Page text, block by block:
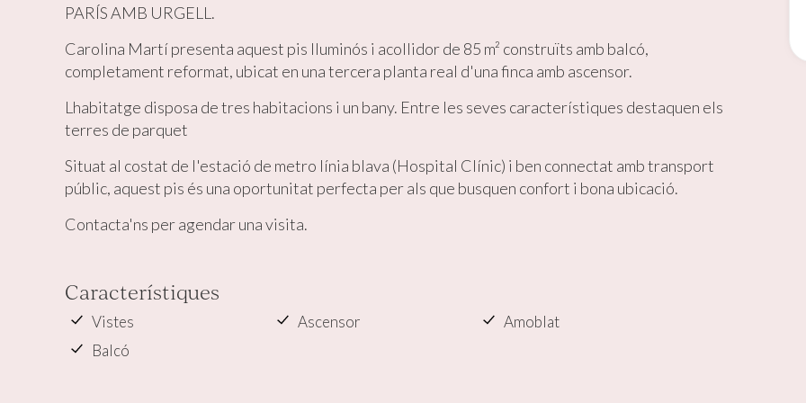
PARÍS AMB URGELL.
Carolina Martí presenta aquest pis lluminós i acollidor de 85 m² construïts amb balcó,
completament reformat, ubicat en una tercera planta real d'una finca amb ascensor.
Lhabitatge disposa de tres habitacions i un bany. Entre les seves característiques destaquen els
terres de parquet
Situat al costat de l'estació de metro línia blava (Hospital Clínic) i ben connectat amb transport
públic, aquest pis és una oportunitat perfecta per als que busquen confort i bona ubicació.
Contacta'ns per agendar una visita.
Característiques
Vistes Ascensor
Amoblat
Balcó
preferències i les eleccions personals de l'usuari a través de l'observació
dels seus hàbits de navegació. Gràcies a elles, podem conèixer els hàbits de
navegació al lloc web i mostrar publicitat relacionada amb el perfil de
l'usuari.